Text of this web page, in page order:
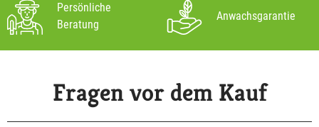
Persönliche
Beratung
Anwachsgarantie
Fragen vor dem Kauf